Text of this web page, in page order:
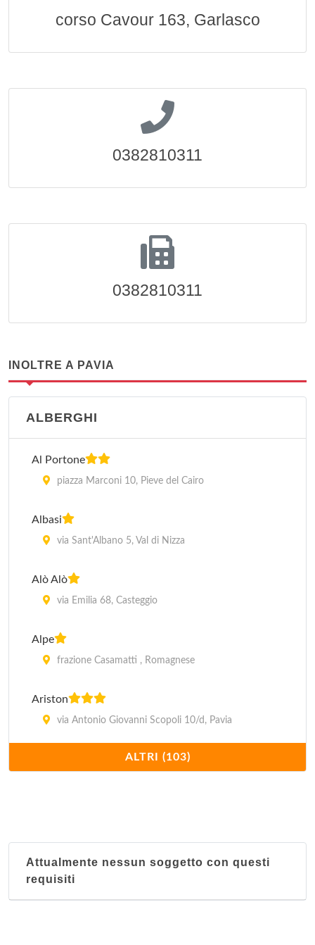
corso Cavour 163, Garlasco
0382810311
0382810311
INOLTRE A PAVIA
ALBERGHI
Al Portone
piazza Marconi 10, Pieve del Cairo
Albasi
via Sant'Albano 5, Val di Nizza
Alò Alò
via Emilia 68, Casteggio
Alpe
frazione Casamatti , Romagnese
Ariston
via Antonio Giovanni Scopoli 10/d, Pavia
via Mazzini 27, Broni
Bellinzona
via Mazzini 71, Casei Gerola
ALTRI (103)
Attualmente nessun soggetto con questi
requisiti